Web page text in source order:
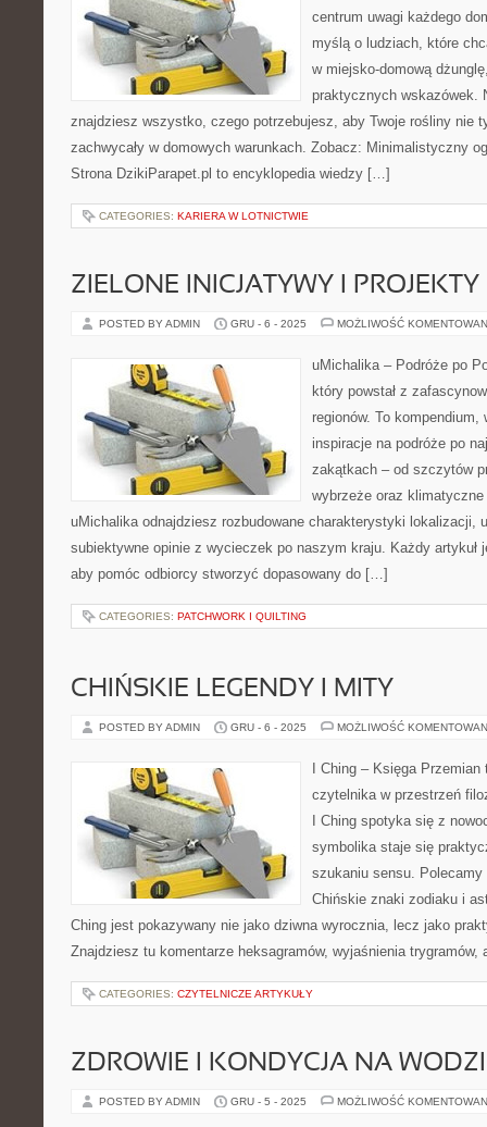
centrum uwagi każdego
myślą o ludziach, które
w miejsko-domową
praktycznych wskazówek.
znajdziesz wszystko, czego potrzebujesz, aby Twoje rośliny nie
zachwycały w domowych warunkach. Zobacz: Minimalistyczny
Strona DzikiParapet.pl to encyklopedia wiedzy […]
CATEGORIES: KARIERA W LOTNICTWIE
ZIELONE INICJATYWY I
POSTED BY ADMIN GRU - 6 - 2025 MOŻLIWOŚĆ
uMichalika – Podróże po
który powstał z
regionów. To
inspiracje na podróże po
zakątkach – od szczytów
wybrzeże oraz
uMichalika odnajdziesz rozbudowane charakterystyki lokalizacji,
subiektywne opinie z wycieczek po naszym kraju. Każdy artykuł
aby pomóc odbiorcy stworzyć dopasowany do […]
CATEGORIES: PATCHWORK I QUILTING
CHIŃSKIE LEGENDY I MITY
POSTED BY ADMIN GRU - 6 - 2025 MOŻLIWOŚĆ
I Ching – Księga
czytelnika w przestrzeń
I Ching spotyka się z
symbolika staje się
szukaniu sensu.
Chińskie znaki zodiaku i
Ching jest pokazywany nie jako dziwna wyrocznia, lecz jako
Znajdziesz tu komentarze heksagramów, wyjaśnienia
CATEGORIES: CZYTELNICZE ARTYKUŁY
ZDROWIE I KONDYCJA NA
POSTED BY ADMIN GRU - 5 - 2025 MOŻLIWOŚĆ